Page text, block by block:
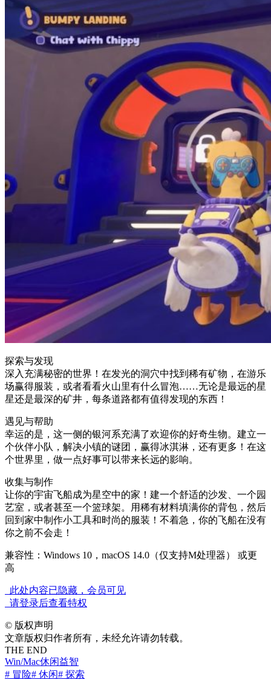
探索与发现
深入充满秘密的世界！在发光的洞穴中找到稀有矿物，在游乐
场赢得服装，或者看看火山里有什么冒泡……无论是最远的星
星还是最深的矿井，每条道路都有值得发现的东西！
遇见与帮助
幸运的是，这一侧的银河系充满了欢迎你的好奇生物。建立一
个伙伴小队，解决小镇的谜团，赢得冰淇淋，还有更多！在这
个世界里，做一点好事可以带来长远的影响。
收集与制作
让你的宇宙飞船成为星空中的家！建一个舒适的沙发、一个园
艺室，或者甚至一个篮球架。用稀有材料填满你的背包，然后
回到家中制作小工具和时尚的服装！不着急，你的飞船在没有
你之前不会走！
兼容性：Windows 10，macOS 14.0（仅支持M处理器） 或更
高
此处内容已隐藏，会员可见
请登录后查看特权
© 版权声明
文章版权归作者所有，未经允许请勿转载。
THE END
Win/Mac休闲益智
# 冒险# 休闲# 探索